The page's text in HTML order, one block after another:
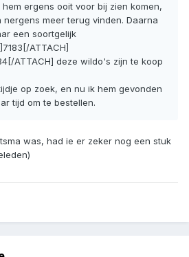
hem ergens ooit voor bij zien komen,
meer terug vinden. Daarna
een soortgelijk
ATTACH]
ATTACH] deze wildo's zijn te koop
op zoek, en nu ik hem gevonden
tijd om te bestellen.
was, had ie er zeker nog een stuk